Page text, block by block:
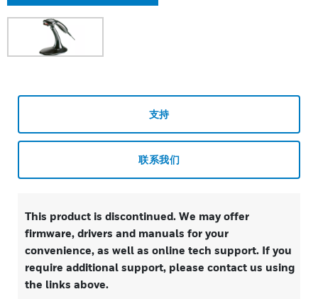
支持
联系我们
This product is discontinued. We may offer
firmware, drivers and manuals for your
convenience, as well as online tech support. If you
require additional support, please contact us using
the links above.